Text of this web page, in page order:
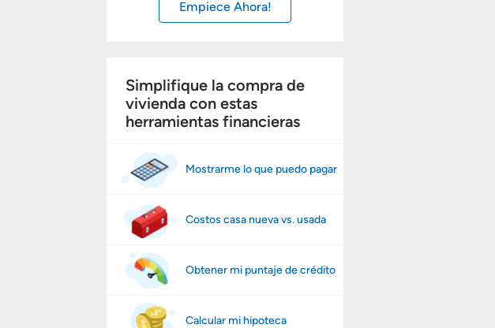
Empiece Ahora!
Simplifique la compra de
vivienda con estas
herramientas financieras
Mostrarme lo que puedo pagar
Costos casa nueva vs. usada
Obtener mi puntaje de crédito
Calcular mi hipoteca